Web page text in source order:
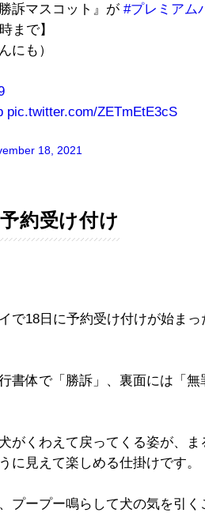
訴マスコット』が #プレミアム
まで】
にも）
pic.twitter.com/ZETmEtE3cS
18, 2021
約受け付け
で18日に予約受け付けが始まっ
書体で「勝訴」、裏面には「無
がくわえて戻ってくる姿が、ま
に見えて楽しめる仕掛けです。
ープー鳴らして犬の気を引く